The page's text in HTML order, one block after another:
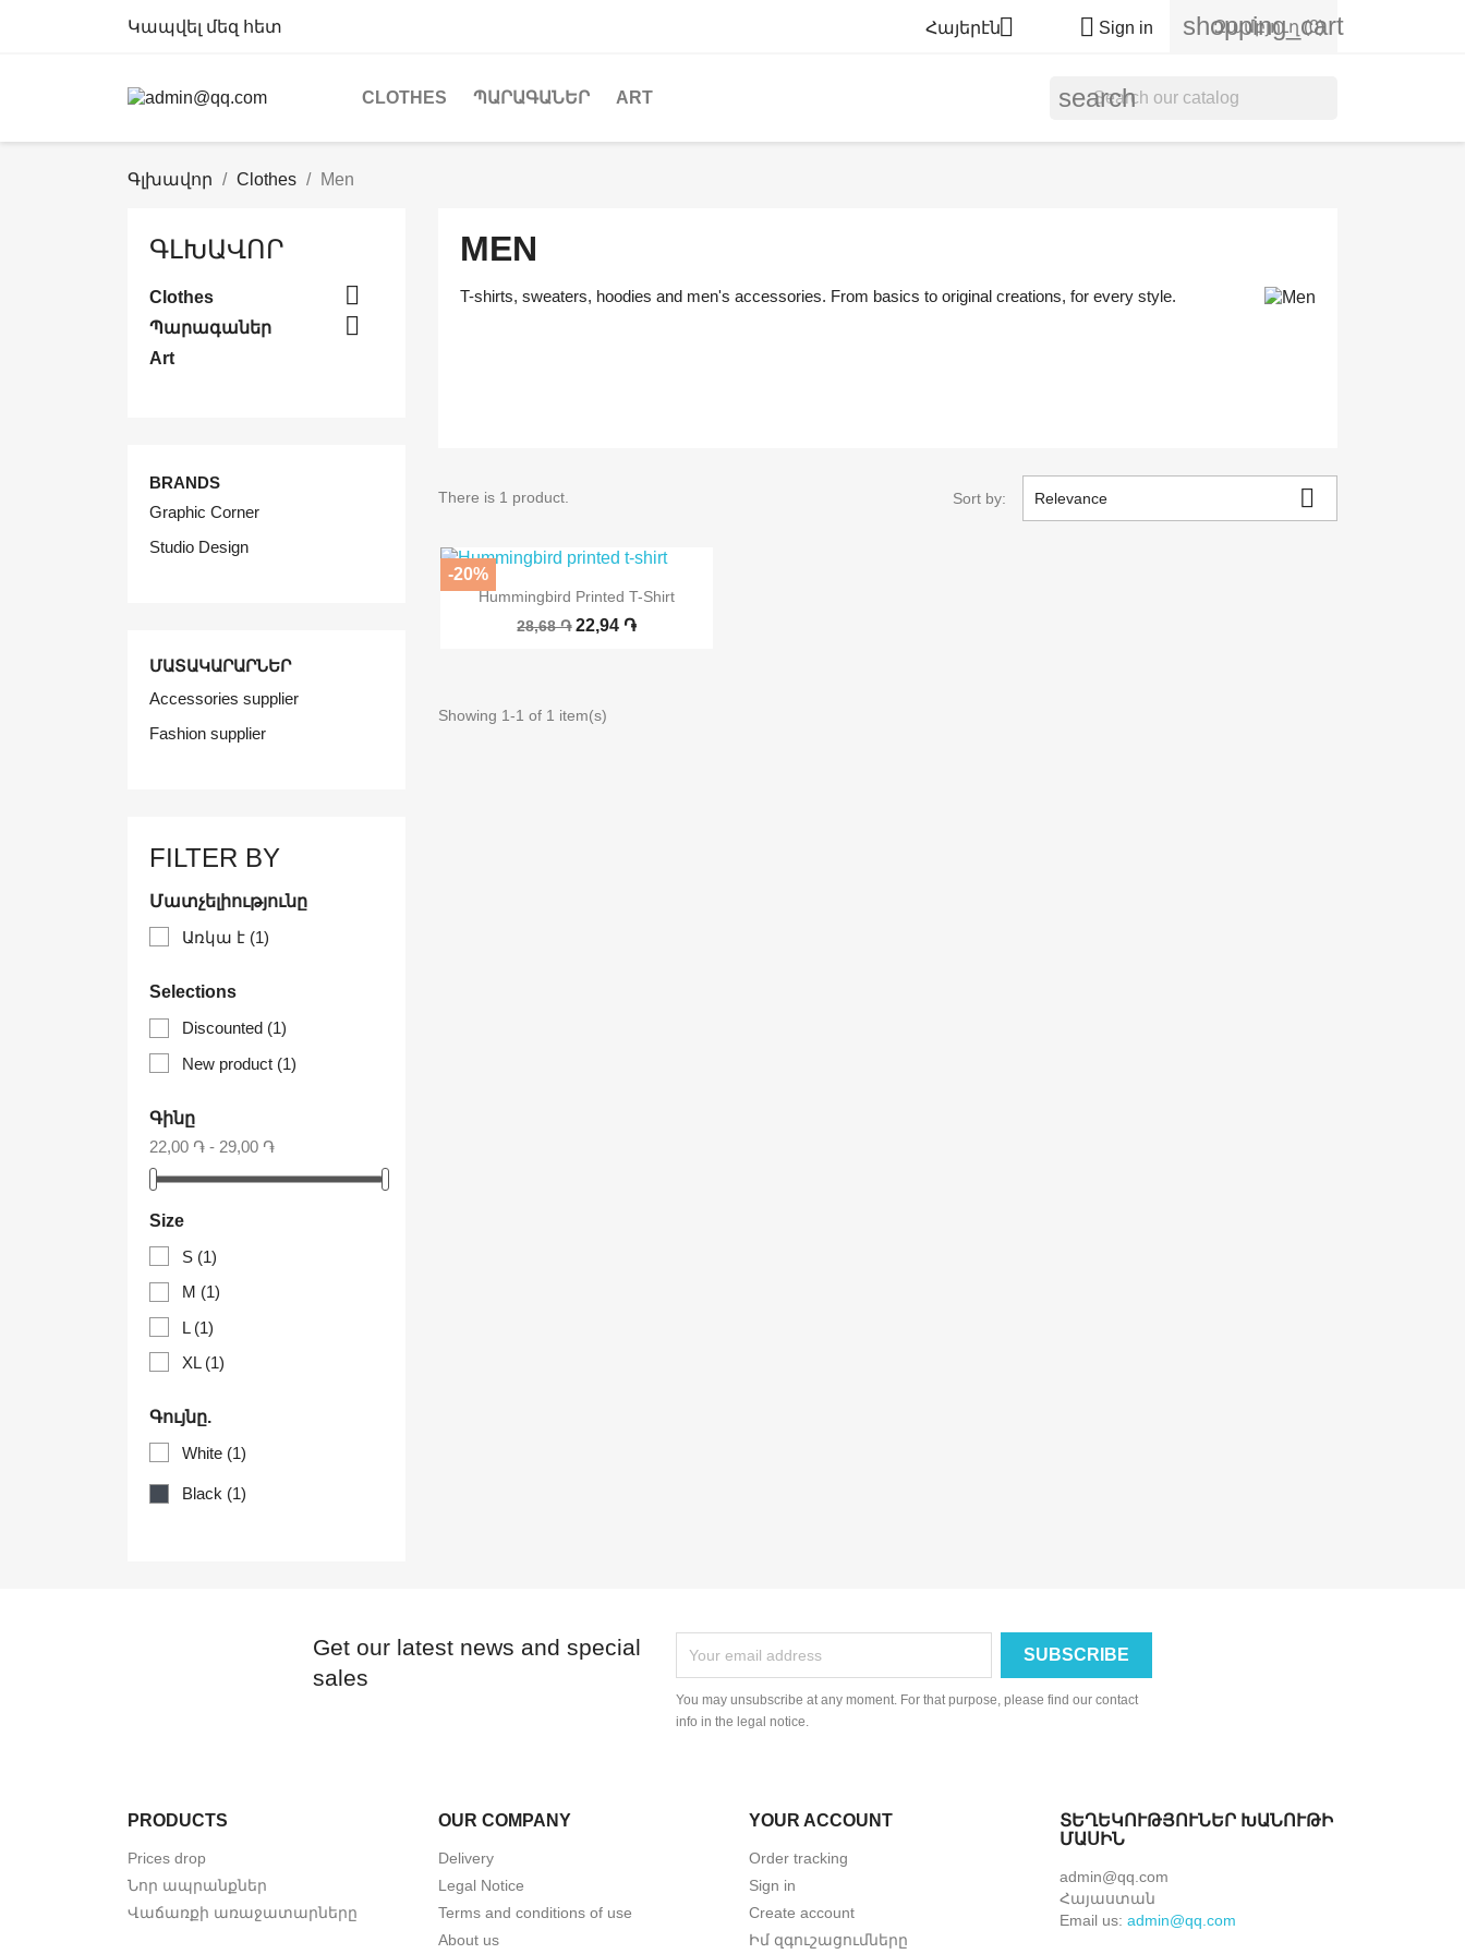
Կապվել մեզ հետ Հայերէն  Sign in shopping_cart
Զամբյուղ (0)
CLOTHES ՊԱՐԱԳԱՆԵՐ ART search
Գլխավոր Clothes Men
ԳԼԽԱՎՈՐ
Clothes 
Պարագաներ 
Art
BRANDS
Graphic Corner
Studio Design
ՄԱՏԱԿԱՐԱՐՆԵՐ
Accessories supplier
Fashion supplier
FILTER BY
Մատչելիությունը
Առկա է (1)
Selections
Discounted (1)
New product (1)
Գինը
22,00 ֏ - 29,00 ֏
Size
S (1)
M (1)
L (1)
XL (1)
Գույնը.
White (1)
Black (1)
MEN
T-shirts, sweaters, hoodies and men's accessories. From basics to original creations, for every style.
There is 1 product. Sort by: Relevance 
 Quick view
Hummingbird Printed T-Shirt
28,68 ֏ 22,94 ֏
-20%
Showing 1-1 of 1 item(s)
Get our latest news and special
sales
You may unsubscribe at any moment. For that purpose, please find our contact
info in the legal notice.
PRODUCTS
Prices drop
Նոր ապրանքներ
Վաճառքի առաջատարները
OUR COMPANY
Delivery
Legal Notice
Terms and conditions of use
About us
YOUR ACCOUNT
Order tracking
Sign in
Create account
Իմ զգուշացումները
ՏԵՂԵԿՈՒԹՅՈՒՆԵՐ ԽԱՆՈՒԹԻ
ՄԱՍԻՆ
admin@qq.com
Հայաստան
Email us: admin@qq.com